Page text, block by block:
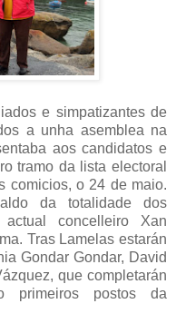
e simpatizantes de
a unha asemblea na
aos candidatos e
tramo da lista electoral
comicios, o 24 de maio.
da totalidade dos
concelleiro Xan
Tras Lamelas estarán
Gondar Gondar, David
que completarán
primeiros postos da